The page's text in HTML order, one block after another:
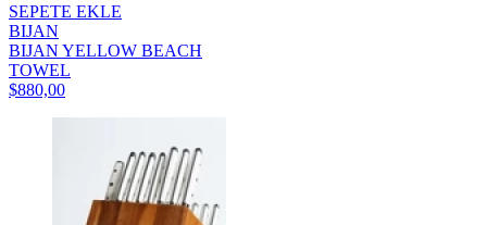
SEPETE EKLE
BIJAN
BIJAN YELLOW BEACH
TOWEL
$880,00